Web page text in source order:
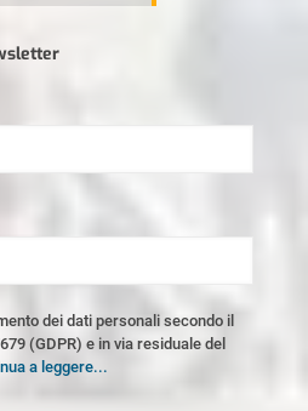
dei dati personali secondo il
(GDPR) e in via residuale del
a leggere...